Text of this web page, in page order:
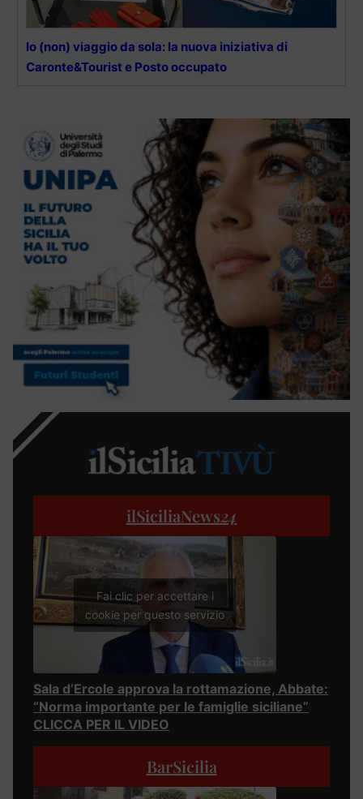
Io (non) viaggio da sola: la nuova iniziativa di
Caronte&Tourist e Posto occupato
ilSiciliaNews24
Fai clic per accettare i
cookie per questo servizio
Sala d’Ercole approva la rottamazione, Abbate:
“Norma importante per le famiglie siciliane”
CLICCA PER IL VIDEO
BarSicilia